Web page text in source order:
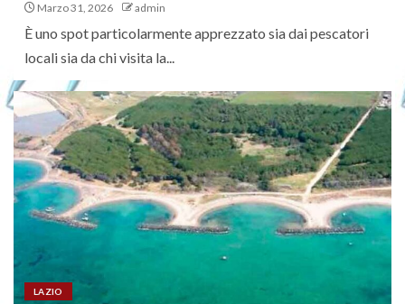
Marzo 31, 2026 admin
È uno spot particolarmente apprezzato sia dai pescatori
locali sia da chi visita la...
LAZIO